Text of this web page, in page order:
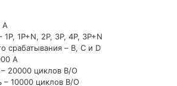
А
1P+N, 2P, 3P, 4P, 3P+N
срабатывания – B, C и D
A
– 20000 циклов В/О
– 10000 циклов В/О